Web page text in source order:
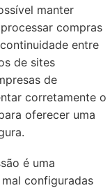
manter
compras
entre
de sites
de
corretamente o
oferecer uma
é uma
configuradas